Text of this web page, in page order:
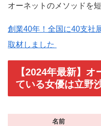
オーネットのメソッドを
創業40年！全国に40支社
取材しました
【2024年最新】
ている女優は立野
名前